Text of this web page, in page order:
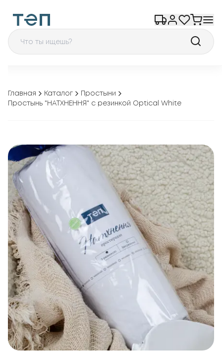
Главная Каталог
Простыни
Простынь "НАТХНЕННЯ" с резинкой Optical White